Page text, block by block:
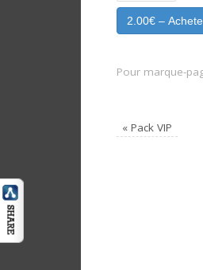
2.00€ –
Pour marque-
« Pack VIP